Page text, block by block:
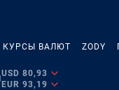
КУРСЫ ВАЛЮТ ZODY
USD 80,93
EUR 93,19